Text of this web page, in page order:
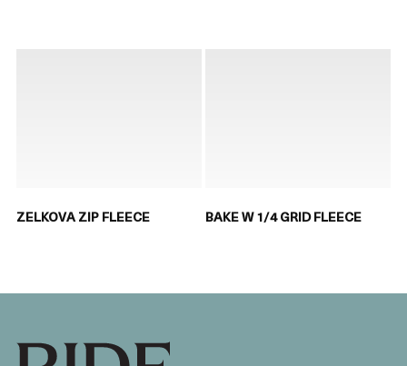
ZELKOVA ZIP FLEECE BAKE W 1/4 GRID FLEECE